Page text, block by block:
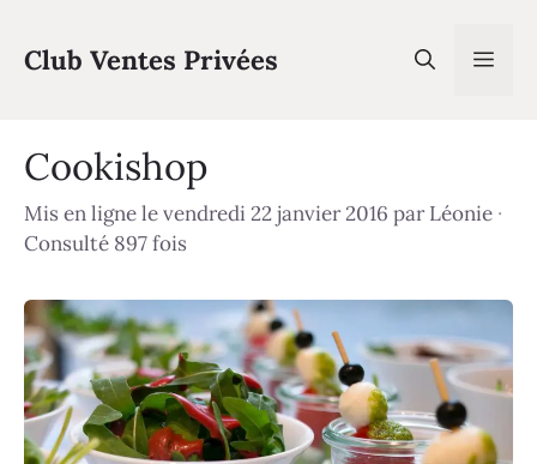
contenu
Club Ventes Privées
Cookishop
Mis en ligne le vendredi 22 janvier 2016 parLéonie ·
Consulté 897 fois